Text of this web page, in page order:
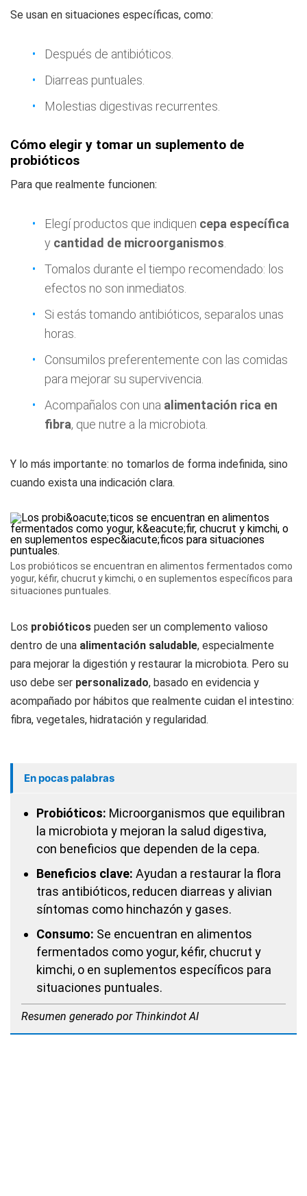
Se usan en situaciones específicas, como:
Después de antibióticos.
Diarreas puntuales.
Molestias digestivas recurrentes.
Cómo elegir y tomar un suplemento de
probióticos
Para que realmente funcionen:
Elegí productos que indiquen cepa específica
y cantidad de microorganismos
Tomalos durante el tiempo recomendado: los
efectos no son inmediatos.
Si estás tomando antibióticos, separalos unas
horas.
Consumilos preferentemente con las comidas
para mejorar su supervivencia.
Acompañalos con una alimentación rica en
fibra, que nutre a la microbiota.
Y lo más importante: no tomarlos de forma indefinida, sino
cuando exista una indicación clara.
Los probióticos se encuentran en alimentos fermentados como
yogur, kéfir, chucrut y kimchi, o en suplementos específicos para
situaciones puntuales.
Los probióticos pueden ser un complemento valioso
dentro de una alimentación saludable, especialmente
para mejorar la digestión y restaurar la microbiota. Pero su
uso debe ser personalizado, basado en evidencia y
acompañado por hábitos que realmente cuidan el intestino:
fibra, vegetales, hidratación y regularidad.
En pocas palabras
Probióticos: Microorganismos que equilibran
la microbiota y mejoran la salud digestiva,
con beneficios que dependen de la cepa.
Beneficios clave: Ayudan a restaurar la flora
tras antibióticos, reducen diarreas y alivian
síntomas como hinchazón y gases.
Consumo: Se encuentran en alimentos
fermentados como yogur, kéfir, chucrut y
kimchi, o en suplementos específicos para
situaciones puntuales.
Resumen generado por Thinkindot AI